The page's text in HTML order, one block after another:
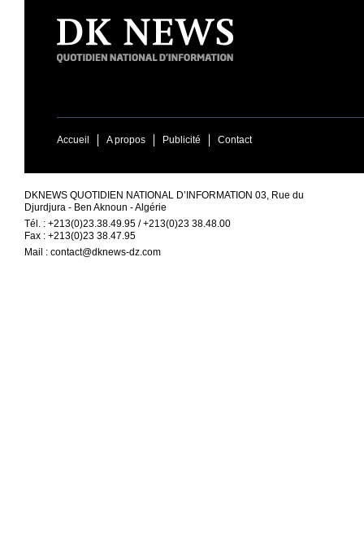
Accueil A propos Publicité Contact
DKNEWS QUOTIDIEN NATIONAL D’INFORMATION 03, Rue du
Djurdjura - Ben Aknoun - Algérie
Tél. : +213(0)23.38.49.95 / +213(0)23 38.48.00
Fax : +213(0)23 38.47.95
Mail : contact@dknews-dz.com